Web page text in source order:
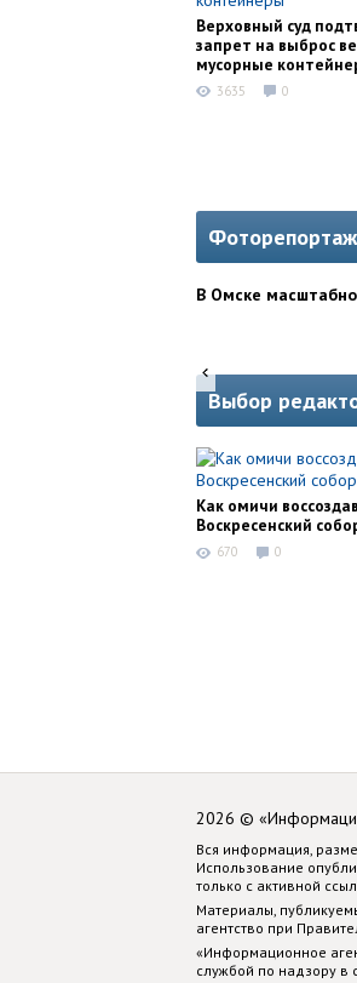
Верховный суд
запрет на выброс
мусорные
3635 0
Фоторепортаж
В Омске
Выбор
Как омичи
Воскресенский
670 0
2026 ©
Вся информация,
Использование
только с активной
Материалы,
агентство при
«Информационное
службой по надзору в